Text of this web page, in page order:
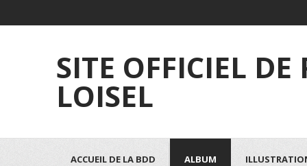
SITE OFFICIEL DE
LOISEL
ACCUEIL DE LA BDD ALBUM